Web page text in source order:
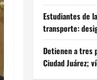
Estudiantes de
transporte:
Detienen a tres
Ciudad Juárez;